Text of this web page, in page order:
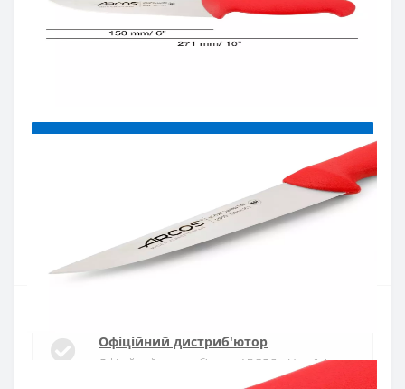
Наявність:Є в наявності
Введіть номер телефону і ми передзвонимо
Офіційний дистриб'ютор
Офіційний дистриб'ютор ARCOS в Україні